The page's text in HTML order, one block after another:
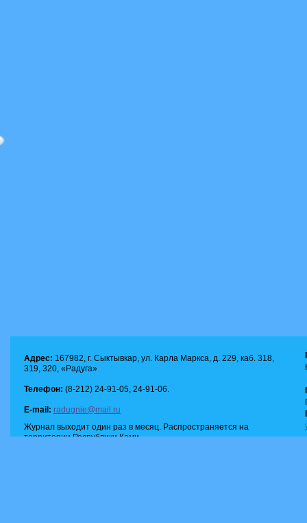
Адрес: 167982, г. Сыктывкар, ул. Карла Маркса, д. 229, каб. 318,
319, 320, «Радуга»
Телефон: (8-212) 24-91-05, 24-91-06.
E-mail: radugnie@mail.ru
Журнал выходит один раз в месяц. Распространяется на
территории Республики Коми.